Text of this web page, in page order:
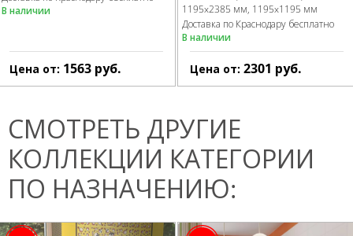
В наличии
Цена от: 1563 руб.
1195x2385 мм 1195x1195 мм
Доставка по Краснодару бесплатно
В наличии
Цена от: 2301 руб.
СМОТРЕТЬ ДРУГИЕ
КОЛЛЕКЦИИ КАТЕГОРИИ
ПО НАЗНАЧЕНИЮ: